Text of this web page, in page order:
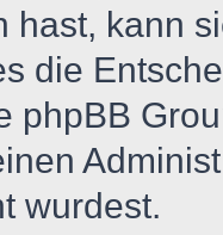
hast, kann
die
phpBB
wurdest.